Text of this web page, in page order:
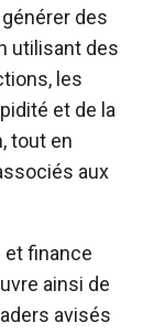
des
utilisant des
les
et de la
tout en
aux
et finance
ainsi de
avisés